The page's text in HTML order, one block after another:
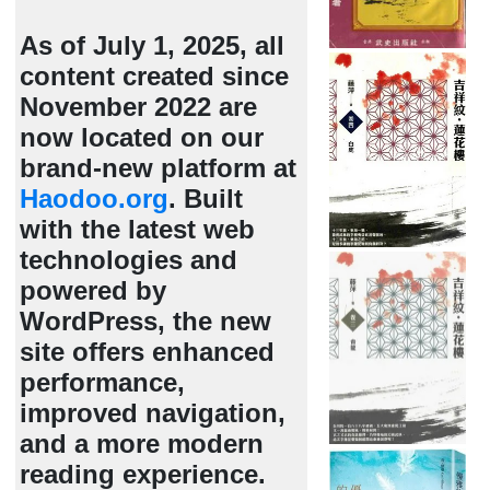
As of July 1, 2025, all
content created since
November 2022 are
now located on our
brand-new platform at
Haodoo.org. Built
with the latest web
technologies and
powered by
WordPress, the new
site offers enhanced
performance,
improved navigation,
and a more modern
reading experience.